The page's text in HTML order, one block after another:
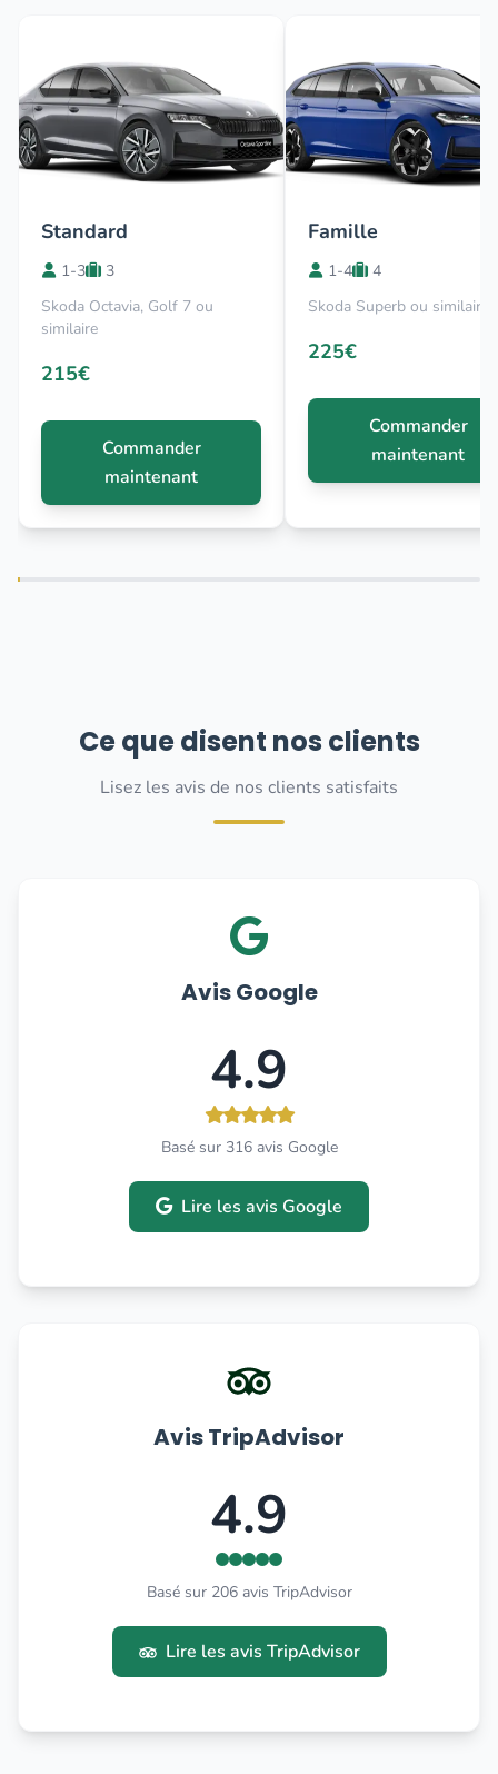
Standard
1-3
3
Skoda Octavia, Golf 7 ou
similaire
215€
Commander
maintenant
Famille
1-4
4
Skoda Superb ou similaire
225€
Commander
maintenant
Ce que disent nos clients
Lisez les avis de nos clients satisfaits
Avis Google
4.9
Basé sur 316 avis Google
Lire les avis Google
Avis TripAdvisor
4.9
Basé sur 206 avis TripAdvisor
Lire les avis TripAdvisor